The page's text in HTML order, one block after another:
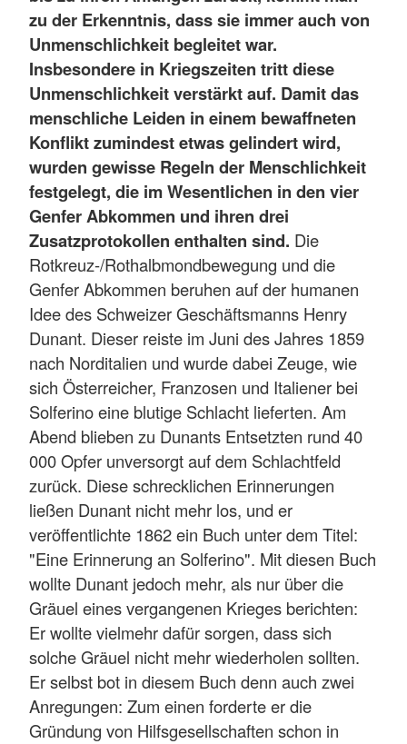
zu der Erkenntnis, dass sie immer auch von
Unmenschlichkeit begleitet war.
Insbesondere in Kriegszeiten tritt diese
Unmenschlichkeit verstärkt auf. Damit das
menschliche Leiden in einem bewaffneten
Konflikt zumindest etwas gelindert wird,
wurden gewisse Regeln der Menschlichkeit
festgelegt, die im Wesentlichen in den vier
Genfer Abkommen und ihren drei
Zusatzprotokollen enthalten sind. Die
Rotkreuz-/Rothalbmondbewegung und die
Genfer Abkommen beruhen auf der humanen
Idee des Schweizer Geschäftsmanns Henry
Dunant. Dieser reiste im Juni des Jahres 1859
nach Norditalien und wurde dabei Zeuge, wie
sich Österreicher, Franzosen und Italiener bei
Solferino eine blutige Schlacht lieferten. Am
Abend blieben zu Dunants Entsetzten rund 40
000 Opfer unversorgt auf dem Schlachtfeld
zurück. Diese schrecklichen Erinnerungen
ließen Dunant nicht mehr los, und er
veröffentlichte 1862 ein Buch unter dem Titel:
"Eine Erinnerung an Solferino". Mit diesen Buch
wollte Dunant jedoch mehr, als nur über die
Gräuel eines vergangenen Krieges berichten:
Er wollte vielmehr dafür sorgen, dass sich
solche Gräuel nicht mehr wiederholen sollten.
Er selbst bot in diesem Buch denn auch zwei
Anregungen: Zum einen forderte er die
Gründung von Hilfsgesellschaften schon in